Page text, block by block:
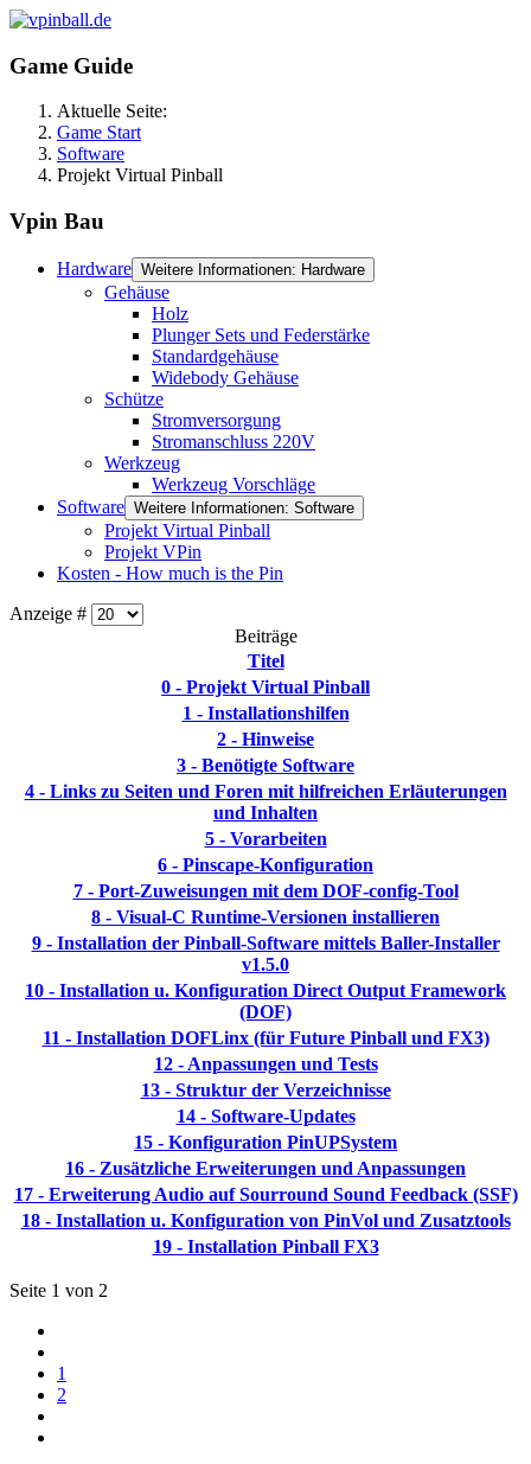
Game Guide
Aktuelle Seite:
Game Start
Software
Projekt Virtual Pinball
Vpin Bau
Hardware Weitere Informationen: Hardware
Gehäuse
Holz
Plunger Sets und Federstärke
Standardgehäuse
Widebody Gehäuse
Schütze
Stromversorgung
Stromanschluss 220V
Werkzeug
Werkzeug Vorschläge
Software Weitere Informationen: Software
Projekt Virtual Pinball
Projekt VPin
Kosten - How much is the Pin
Anzeige #
Beiträge
Titel
0 - Projekt Virtual Pinball
1 - Installationshilfen
2 - Hinweise
3 - Benötigte Software
4 - Links zu Seiten und Foren mit hilfreichen Erläuterungen
und Inhalten
5 - Vorarbeiten
6 - Pinscape-Konfiguration
7 - Port-Zuweisungen mit dem DOF-config-Tool
8 - Visual-C Runtime-Versionen installieren
9 - Installation der Pinball-Software mittels Baller-Installer
v1.5.0
10 - Installation u. Konfiguration Direct Output Framework
(DOF)
11 - Installation DOFLinx (für Future Pinball und FX3)
12 - Anpassungen und Tests
13 - Struktur der Verzeichnisse
14 - Software-Updates
15 - Konfiguration PinUPSystem
16 - Zusätzliche Erweiterungen und Anpassungen
17 - Erweiterung Audio auf Sourround Sound Feedback (SSF)
18 - Installation u. Konfiguration von PinVol und Zusatztools
19 - Installation Pinball FX3
Seite 1 von 2
1
2